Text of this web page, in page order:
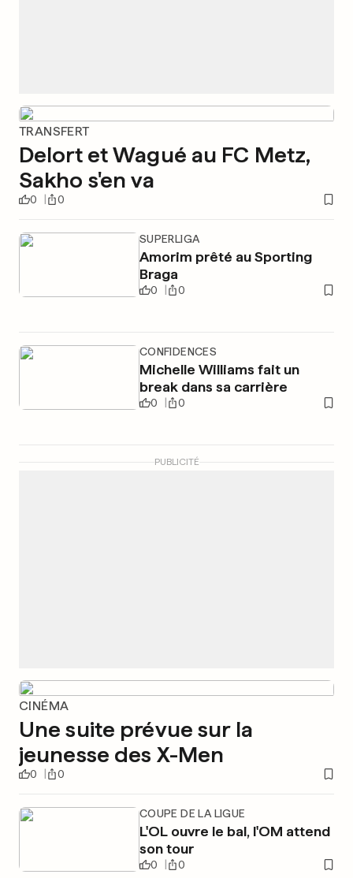
TRANSFERT
Delort et Wagué au FC Metz,
Sakho s'en va
0 0
SUPERLIGA
Amorim prêté au Sporting
Braga
0 0
CONFIDENCES
Michelle Williams fait un
break dans sa carrière
0 0
PUBLICITÉ
CINÉMA
Une suite prévue sur la
jeunesse des X-Men
0 0
COUPE DE LA LIGUE
L'OL ouvre le bal, l'OM attend
son tour
0 0